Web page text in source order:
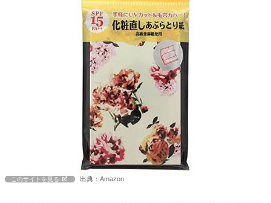
このサイトを見る 出典：Amazon